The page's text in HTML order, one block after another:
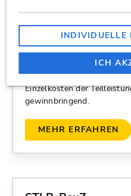
DBD-
Umfangreiche und
kalkulieren Sie Ihre
Einzelkosten der
gewinnbringend.
MEHR ERFAHREN
INDIVIDUELLE
ICH